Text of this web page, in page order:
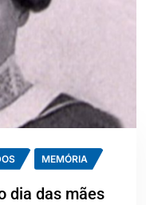
MEMÓRIA
dia das mães